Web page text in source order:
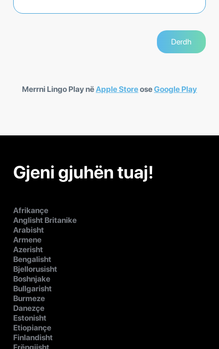
Merrni Lingo Play nëApple StoreoseGoogle Play
Gjeni gjuhën tuaj!
Afrikançe
Anglisht Britanike
Arabisht
Armene
Azerisht
Bengalisht
Bjellorusisht
Boshnjake
Bullgarisht
Burmeze
Danezçe
Estonisht
Etiopiançe
Finlandisht